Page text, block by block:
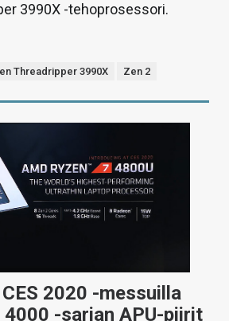
3990X -tehoprosessori.
Threadripper 3990X Zen 2
2020 -messuilla
4000 -sarjan APU-piirit